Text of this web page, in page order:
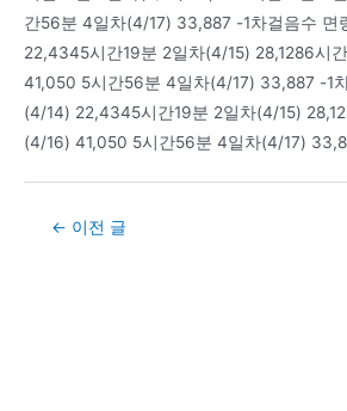
간56분 4일차(4/17) 33,887 -1차걸음수 면
22,4345시간19분 2일차(4/15) 28,1286시
41,050 5시간56분 4일차(4/17) 33,887 -1
(4/14) 22,4345시간19분 2일차(4/15)
(4/16) 41,050 5시간56분 4일차(4/17)
Post← 이전 글